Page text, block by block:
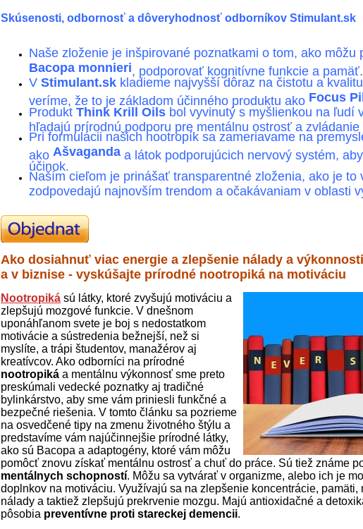
Skúsenosti, odbornosť a dôveryhodnosť odborníkov Stimulant.sk
Naše zloženie je inšpirované poznatkami o tom, ako môžu
Bacopa monnieri , podporovať kognitívne funkcie a pamäť.
V Stimulant.sk kladieme najvyšší dôraz na čistotu a
veríme, že to je základom účinného produktu ako Focus
Produkt Think Krill Oils bol vyvinutý s myšlienkou na ľudí
hľadajú prírodnú podporu pre mentálnu ostrosť a zvládanie
Pri formulácii našich nootropík sa zameriavame na
ako Ašvaganda a látok podporujúcich nervový systém,
účinok.
Naším cieľom je prinášať transparentné zloženia, ako je to
zodpovedajú najnovším trendom a očakávaniam v oblasti
Ako dosiahnuť viac energie a zlepšenie nálady a
a v biznise - vyskúšajte prírodné nootropiká na motiváciu
Nootropiká sú látky, ktoré zvyšujú motiváciu a
zlepšujú mozgové funkcie. V dnešnom
uponáhľanom svete je boj s nedostatkom
motivácie a sústredenia bežnejší, než si
myslíte, a trápi študentov, manažérov aj
kreatívcov. Ako odborníci na prírodné
nootropiká a mentálnu výkonnosť sme preto
preskúmali vedecké poznatky aj tradičné
bylinkárstvo, aby sme vám priniesli funkčné a
bezpečné riešenia. V tomto článku sa pozrieme
na osvedčené tipy na zmenu životného štýlu a
predstavíme vám najúčinnejšie prírodné látky,
ako sú Bacopa a adaptogény, ktoré vám môžu
pomôcť znovu získať mentálnu ostrosť a chuť do práce. Sú tiež známe
mentálnych schopností. Môžu sa vytvárať v organizme, alebo ich je
doplnkov na motiváciu. Využívajú sa na zlepšenie koncentrácie,
nálady a taktiež zlepšujú prekrvenie mozgu. Majú antioxidačné a
pôsobia preventívne proti stareckej demencii.